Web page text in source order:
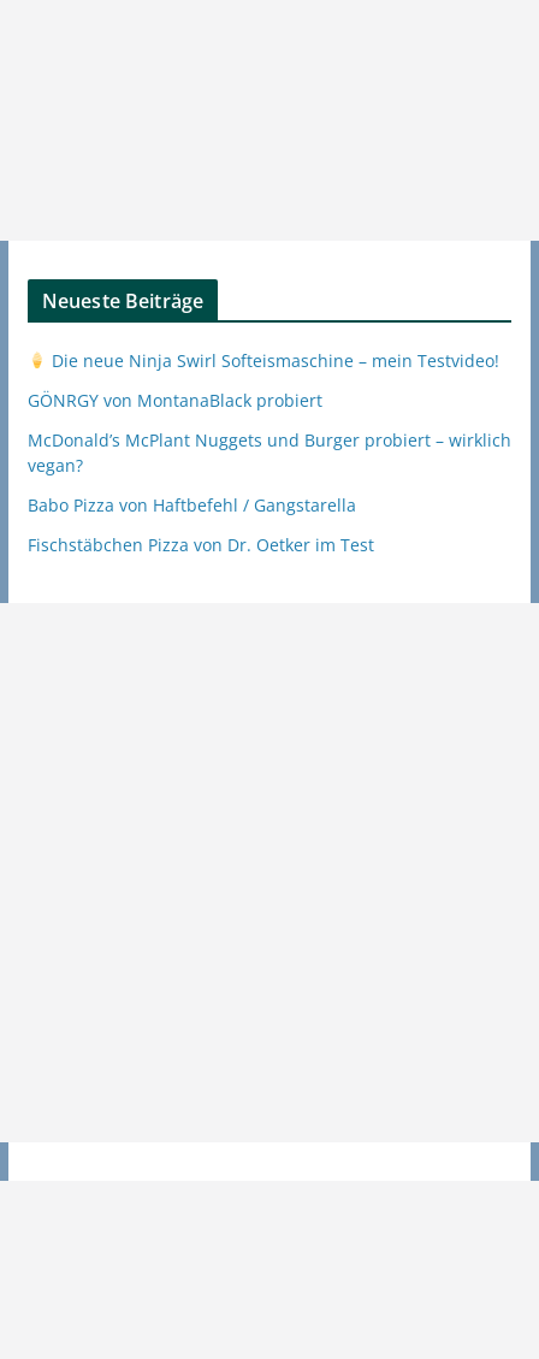
Neueste Beiträge
Die neue Ninja Swirl Softeismaschine – mein Testvideo!
GÖNRGY von MontanaBlack probiert
McDonald’s McPlant Nuggets und Burger probiert – wirklich
vegan?
Babo Pizza von Haftbefehl / Gangstarella
Fischstäbchen Pizza von Dr. Oetker im Test